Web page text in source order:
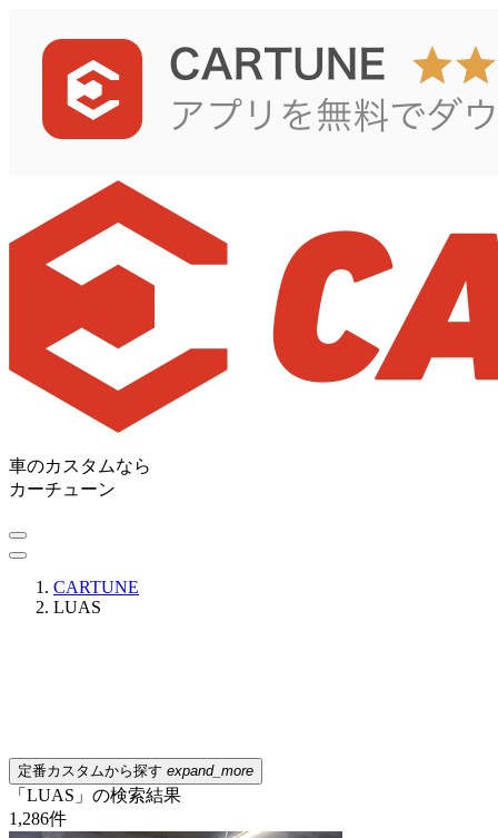
車のカスタムなら
カーチューン
CARTUNE
LUAS
定番カスタムから探す expand_more
「LUAS」の検索結果
1,286件